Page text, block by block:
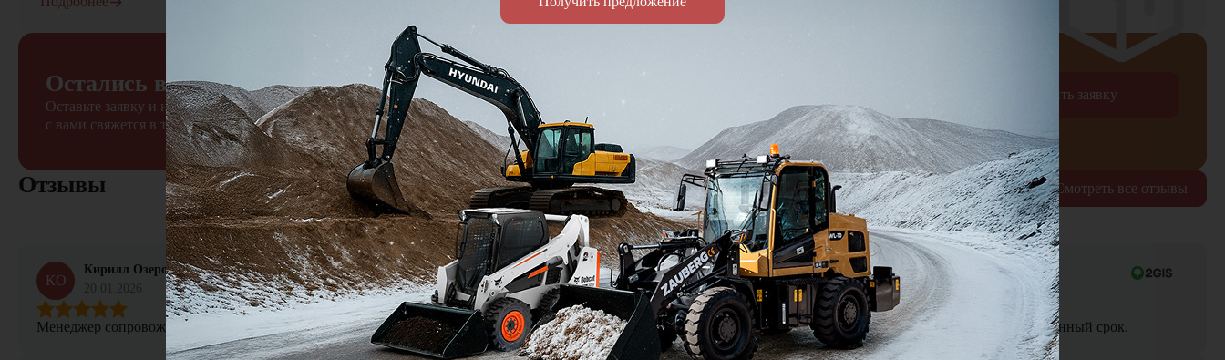
Остались вопросы?
Оставьте заявку и наш менеджер
с вами свяжется в течение 15 минут
Отправить заявку
Я подтверждаю согласие на обработкуперсональных данных
Смотреть все отзывы
Отзывы
КО
Кирилл Озеров
Менеджер сопровождал сделку от начала и до конца, не терялся и был на связи можно сказать 24 на 7. Доставка экскаватора до объекта была выполнена в оговоренный срок.